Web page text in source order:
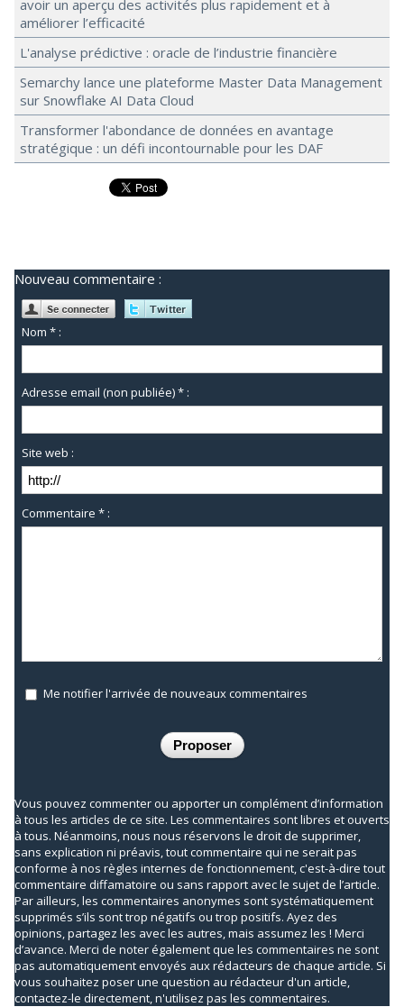
avoir un aperçu des activités plus rapidement et à
améliorer l’efficacité
L'analyse prédictive : oracle de l’industrie financière
Semarchy lance une plateforme Master Data Management
sur Snowflake AI Data Cloud
Transformer l'abondance de données en avantage
stratégique : un défi incontournable pour les DAF
Nouveau commentaire :
Nom * :
Adresse email (non publiée) * :
Site web :
Commentaire * :
Me notifier l'arrivée de nouveaux commentaires
Vous pouvez commenter ou apporter un complément d’information
à tous les articles de ce site. Les commentaires sont libres et ouverts
à tous. Néanmoins, nous nous réservons le droit de supprimer,
sans explication ni préavis, tout commentaire qui ne serait pas
conforme à nos règles internes de fonctionnement, c'est-à-dire tout
commentaire diffamatoire ou sans rapport avec le sujet de l’article.
Par ailleurs, les commentaires anonymes sont systématiquement
supprimés s’ils sont trop négatifs ou trop positifs. Ayez des
opinions, partagez les avec les autres, mais assumez les ! Merci
d’avance. Merci de noter également que les commentaires ne sont
pas automatiquement envoyés aux rédacteurs de chaque article. Si
vous souhaitez poser une question au rédacteur d'un article,
contactez-le directement, n'utilisez pas les commentaires.